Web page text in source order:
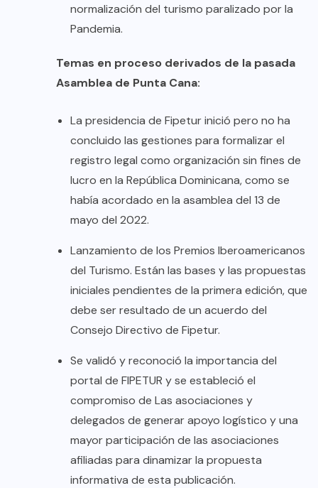
normalización del turismo paralizado por la
Pandemia.
Temas en proceso derivados de la pasada
Asamblea de Punta Cana:
La presidencia de Fipetur inició pero no ha
concluido las gestiones para formalizar el
registro legal como organización sin fines de
lucro en la República Dominicana, como se
había acordado en la asamblea del 13 de
mayo del 2022.
Lanzamiento de los Premios Iberoamericanos
del Turismo. Están las bases y las propuestas
iniciales pendientes de la primera edición, que
debe ser resultado de un acuerdo del
Consejo Directivo de Fipetur.
Se validó y reconoció la importancia del
portal de FIPETUR y se estableció el
compromiso de Las asociaciones y
delegados de generar apoyo logístico y una
mayor participación de las asociaciones
afiliadas para dinamizar la propuesta
informativa de esta publicación.